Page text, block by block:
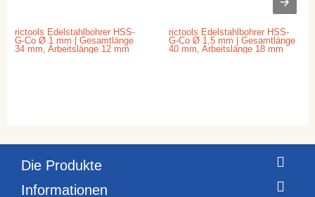
rictools Edelstahlbohrer HSS-
G-Co Ø 1 mm | Gesamtlänge
34 mm, Arbeitslänge 12 mm
rictools Edelstahlbohrer HSS-
G-Co Ø 1,5 mm | Gesamtlänge
40 mm, Arbeitslänge 18 mm
Die Produkte
Informationen